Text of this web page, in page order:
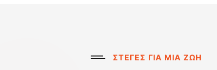
ΣΤΕΓΕΣ ΓΙΑ ΜΙΑ ΖΩΗ